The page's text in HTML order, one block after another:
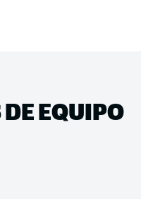
EQUIPO